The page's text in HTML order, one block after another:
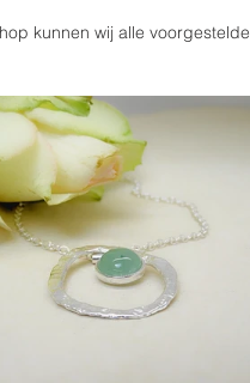
kunnen wij alle voorgestelde